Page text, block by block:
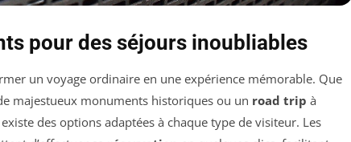
pour des séjours inoubliables
un voyage ordinaire en une expérience mémorable. Que
majestueux monuments historiques ou un road trip à
des options adaptées à chaque type de visiteur. Les